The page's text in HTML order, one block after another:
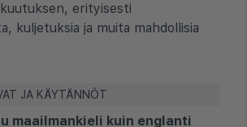
erityisesti
kuljetuksia ja muita mahdollisia
JA KÄYTÄNNÖT
maailmankieli kuin englanti